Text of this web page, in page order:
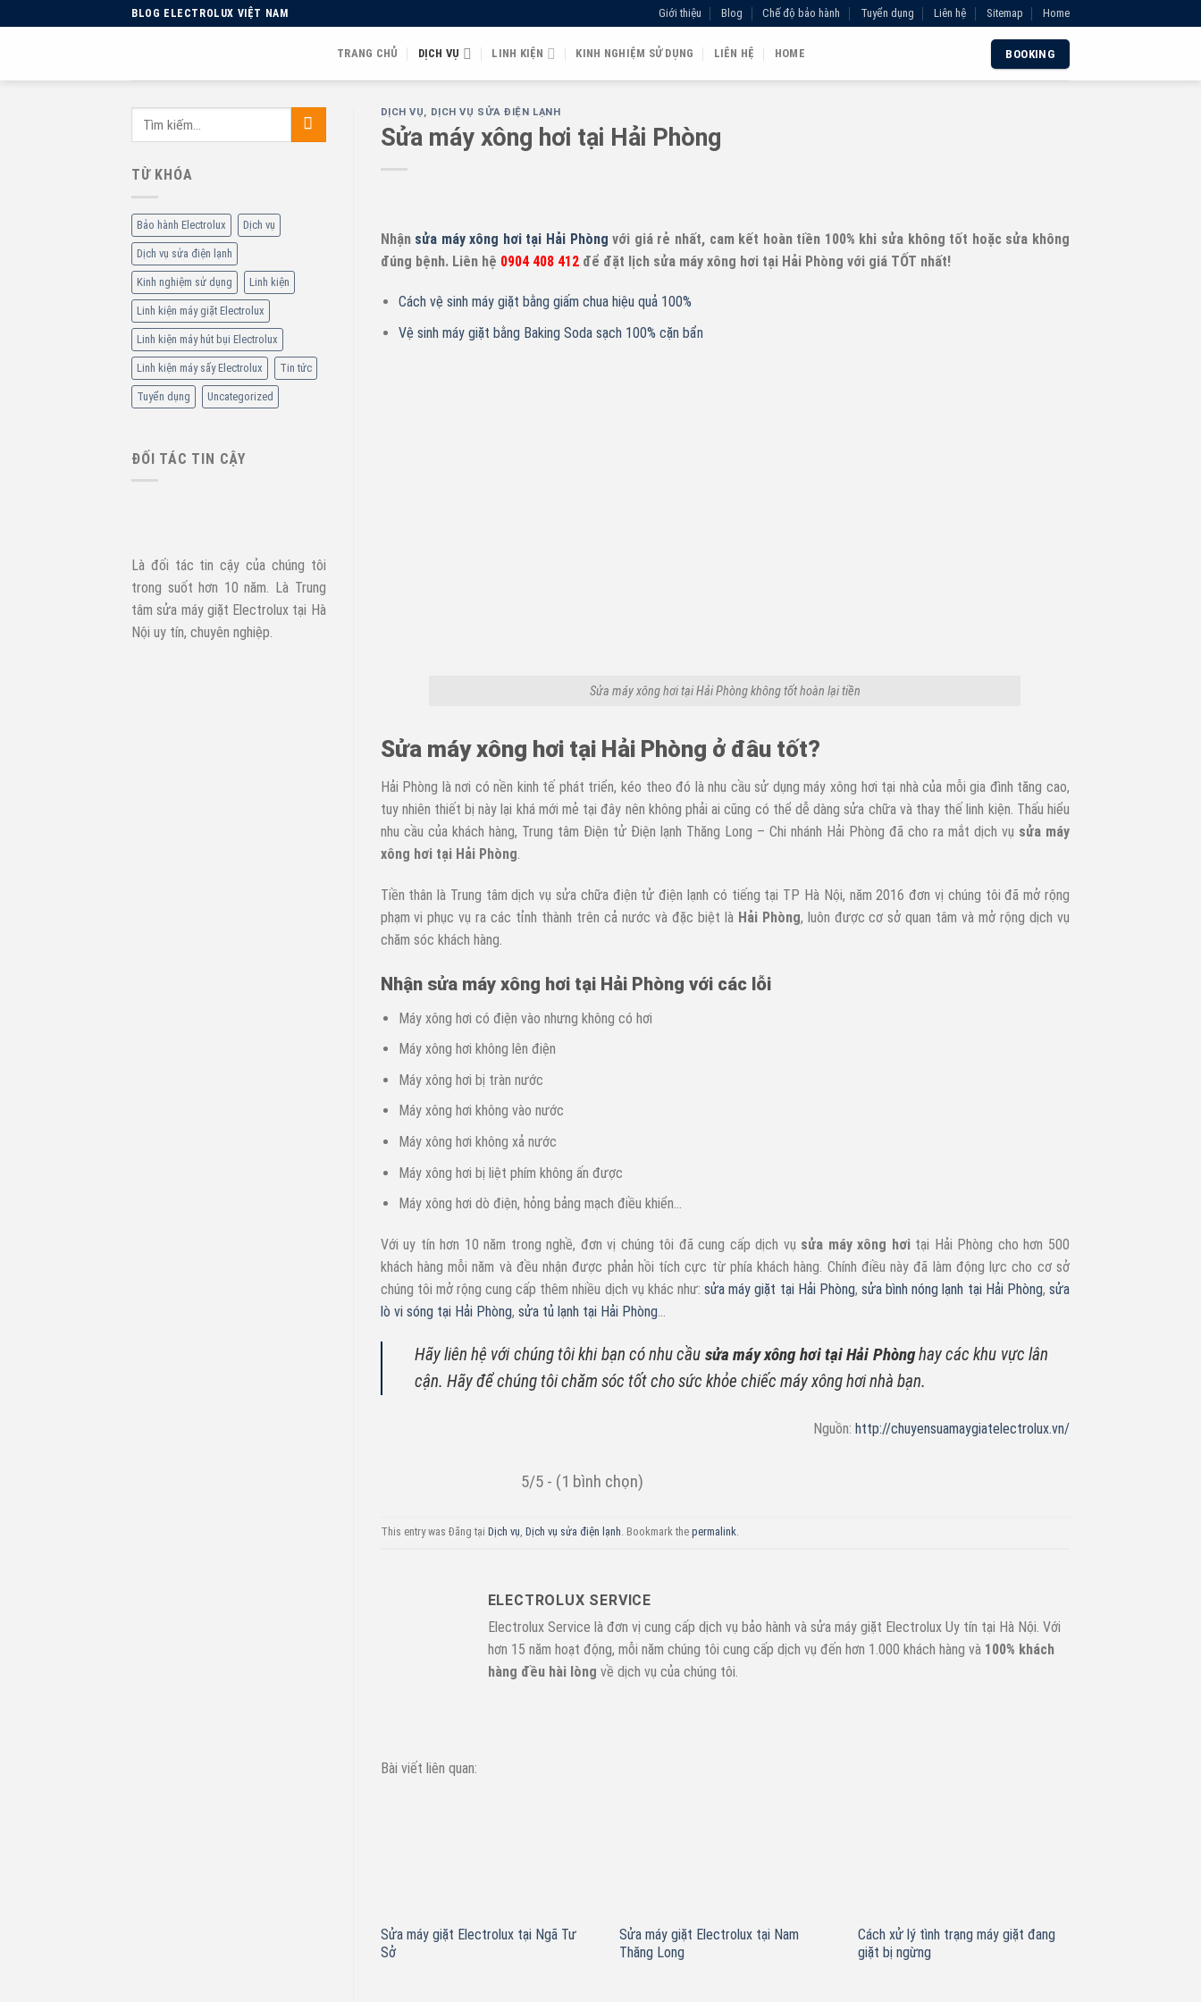
to
BLOG ELECTROLUX VIỆT NAM Giới thiệu Blog Chế độ bảo hành Tuyển dụng Liên hệ Sitemap Home
TRANG CHỦ DỊCH VỤ LINH KIỆN KINH NGHIỆM SỬ DỤNG LIÊN HỆ HOME BOOKING
TỪ KHÓA
Bảo hành Electrolux Dịch vụ
Dịch vụ sửa điện lạnh
Kinh nghiệm sử dụng Linh kiện
Linh kiện máy giặt Electrolux
Linh kiện máy hút bụi Electrolux
Linh kiện máy sấy Electrolux Tin tức
Tuyển dụng Uncategorized
ĐỐI TÁC TIN CẬY
Là đối tác tin cậy của chúng tôi
trong suốt hơn 10 năm. Là Trung
tâm sửa máy giặt Electrolux tại Hà
Nội uy tín, chuyên nghiệp.
DỊCH VỤ, DỊCH VỤ SỬA ĐIỆN LẠNH
Sửa máy xông hơi tại Hải Phòng
Nhận sửa máy xông hơi tại Hải Phòng với giá rẻ nhất, cam kết hoàn tiền 100% khi sửa không tốt hoặc sửa không
đúng bệnh. Liên hệ 0904 408 412để đặt lịch sửa máy xông hơi tại Hải Phòng với giá TỐT nhất!
Cách vệ sinh máy giặt bằng giấm chua hiệu quả 100%
Vệ sinh máy giặt bằng Baking Soda sạch 100% cặn bẩn
Sửa máy xông hơi tại Hải Phòng không tốt hoàn lại tiền
Sửa máy xông hơi tại Hải Phòng ở đâu tốt?
Hải Phòng là nơi có nền kinh tế phát triển, kéo theo đó là nhu cầu sử dụng máy xông hơi tại nhà của mỗi gia đình tăng cao,
tuy nhiên thiết bị này lại khá mới mẻ tại đây nên không phải ai cũng có thể dễ dàng sửa chữa và thay thế linh kiện. Thấu hiểu
nhu cầu của khách hàng, Trung tâm Điện tử Điện lạnh Thăng Long – Chi nhánh Hải Phòng đã cho ra mắt dịch vụ sửa máy
xông hơi tại Hải Phòng.
Tiền thân là Trung tâm dịch vụ sửa chữa điện tử điện lạnh có tiếng tại TP Hà Nội, năm 2016 đơn vị chúng tôi đã mở rộng
phạm vi phục vụ ra các tỉnh thành trên cả nước và đặc biệt là Hải Phòng, luôn được cơ sở quan tâm và mở rộng dịch vụ
chăm sóc khách hàng.
Nhận sửa máy xông hơi tại Hải Phòng với các lỗi
Máy xông hơi có điện vào nhưng không có hơi
Máy xông hơi không lên điện
Máy xông hơi bị tràn nước
Máy xông hơi không vào nước
Máy xông hơi không xả nước
Máy xông hơi bị liệt phím không ấn được
Máy xông hơi dò điện, hỏng bảng mạch điều khiển…
Với uy tín hơn 10 năm trong nghề, đơn vị chúng tôi đã cung cấp dịch vụ sửa máy xông hơitại Hải Phòng cho hơn 500
khách hàng mỗi năm và đều nhận được phản hồi tích cực từ phía khách hàng. Chính điều này đã làm động lực cho cơ sở
chúng tôi mở rộng cung cấp thêm nhiều dịch vụ khác như:sửa máy giặt tại Hải Phòng,sửa bình nóng lạnh tại Hải Phòng,sửa
lò vi sóng tại Hải Phòng, sửa tủ lạnh tại Hải Phòng…
Hãy liên hệ với chúng tôi khi bạn có nhu cầu sửa máy xông hơi tại Hải Phònghay các khu vực lân
cận. Hãy để chúng tôi chăm sóc tốt cho sức khỏe chiếc máy xông hơi nhà bạn.
Nguồn: http://chuyensuamaygiatelectrolux.vn/
5/5 - (1 bình chọn)
This entry was Đăng tại Dịch vụ, Dịch vụ sửa điện lạnh. Bookmark the permalink.
ELECTROLUX SERVICE
Electrolux Service là đơn vị cung cấp dịch vụ bảo hành và sửa máy giặt Electrolux Uy tín tại Hà Nội. Với
hơn 15 năm hoạt động, mỗi năm chúng tôi cung cấp dịch vụ đến hơn 1.000 khách hàng và 100% khách
hàng đều hài lòng về dịch vụ của chúng tôi.
Bài viết liên quan:
Sửa máy giặt Electrolux tại Ngã Tư
Sở
Sửa máy giặt Electrolux tại Nam
Thăng Long
Cách xử lý tình trạng máy giặt đang
giặt bị ngừng